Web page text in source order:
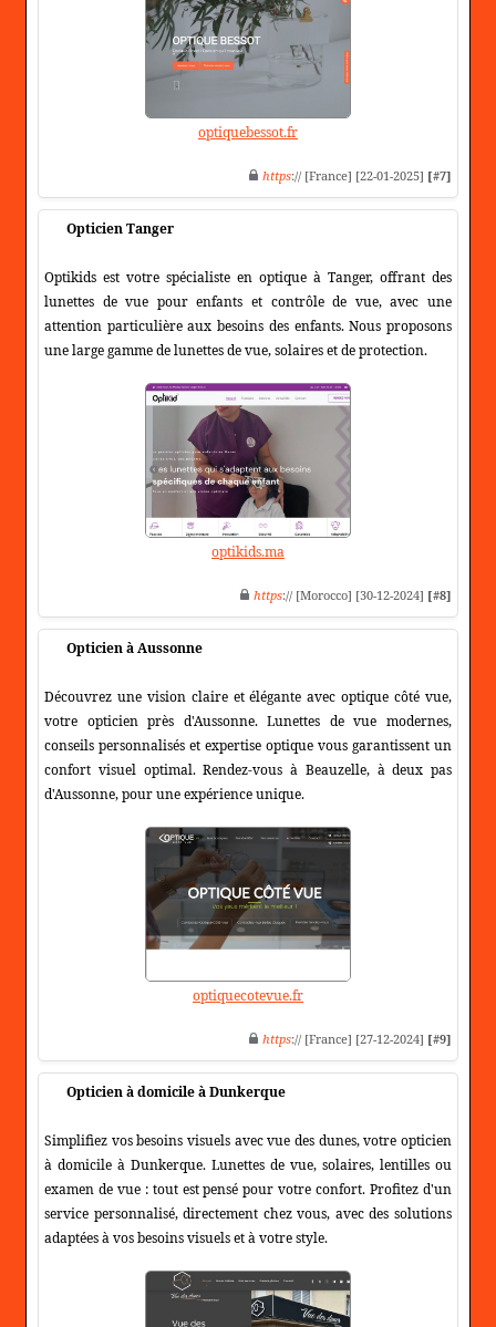
optiquebessot.fr
https:// [France] [22-01-2025] [#7]
Opticien Tanger
Optikids est votre spécialiste en optique à Tanger, offrant des
lunettes de vue pour enfants et contrôle de vue, avec une
attention particulière aux besoins des enfants. Nous proposons
une large gamme de lunettes de vue, solaires et de protection.
optikids.ma
https:// [Morocco] [30-12-2024] [#8]
Opticien à Aussonne
Découvrez une vision claire et élégante avec optique côté vue,
votre opticien près d'Aussonne. Lunettes de vue modernes,
conseils personnalisés et expertise optique vous garantissent un
confort visuel optimal. Rendez-vous à Beauzelle, à deux pas
d'Aussonne, pour une expérience unique.
optiquecotevue.fr
https:// [France] [27-12-2024] [#9]
Opticien à domicile à Dunkerque
Simplifiez vos besoins visuels avec vue des dunes, votre opticien
à domicile à Dunkerque. Lunettes de vue, solaires, lentilles ou
examen de vue : tout est pensé pour votre confort. Profitez d'un
service personnalisé, directement chez vous, avec des solutions
adaptées à vos besoins visuels et à votre style.